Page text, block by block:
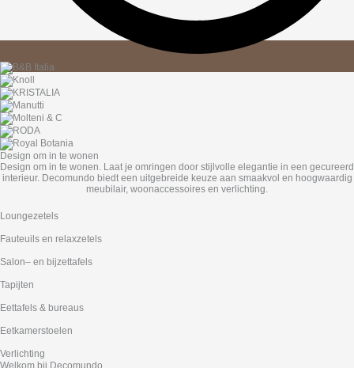
Design om in te wonen
Design om in te wonen. Laat je omringen door stijlvolle elegantie in een gecureerd
interieur. Decomundo biedt een uitgebreide keuze aan smaakvol en hoogwaardig
meubilair, woonaccessoires en verlichting.
Loungezetels
Fauteuils en relaxzetels
Salon– en bijzettafels
Tapijten
Eettafels & bureaus
Eetkamer­stoelen
Verlichting
Welkom bij Decomundo